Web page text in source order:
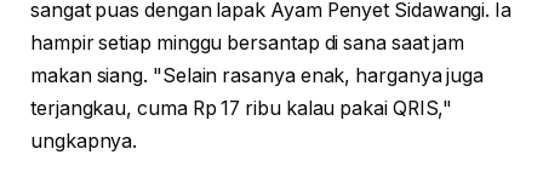
sangat puas dengan lapak Ayam Penyet Sidawangi. Ia
hampir setiap minggu bersantap di sana saat jam
makan siang. "Selain rasanya enak, harganya juga
terjangkau, cuma Rp 17 ribu kalau pakai QRIS,"
ungkapnya.